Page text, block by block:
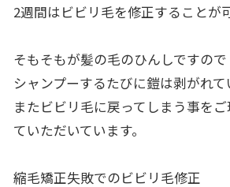
2週間はビビリ毛を修正することが
そもそもが髪の毛のひんしですので
シャンプーするたびに鎧は剥がれて
またビビリ毛に戻ってしまう事を
ていただいています。
縮毛矯正失敗でのビビリ毛修正